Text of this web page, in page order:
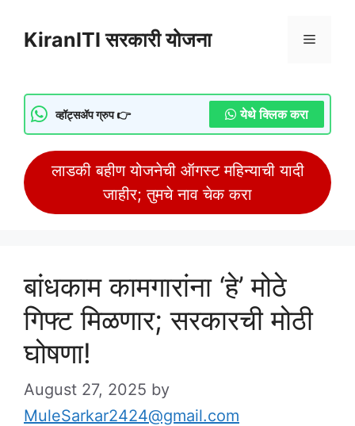
KiranITI सरकारी योजना Menu
व्हॉट्सॲप ग्रुप 👉 येथे क्लिक करा
लाडकी बहीण योजनेची ऑगस्ट महिन्याची यादी
जाहीर; तुमचे नाव चेक करा
बांधकाम कामगारांना ‘हे’ मोठे
गिफ्ट मिळणार; सरकारची मोठी
घोषणा!
August 27, 2025 by
MuleSarkar2424@gmail.com